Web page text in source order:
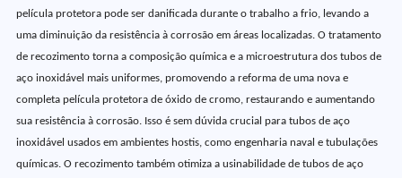
película protetora pode ser danificada durante o trabalho a frio, levando a
uma diminuição da resistência à corrosão em áreas localizadas. O tratamento
de recozimento torna a composição química e a microestrutura dos tubos de
aço inoxidável mais uniformes, promovendo a reforma de uma nova e
completa película protetora de óxido de cromo, restaurando e aumentando
sua resistência à corrosão. Isso é sem dúvida crucial para tubos de aço
inoxidável usados em ambientes hostis, como engenharia naval e tubulações
químicas. O recozimento também otimiza a usinabilidade de tubos de aço